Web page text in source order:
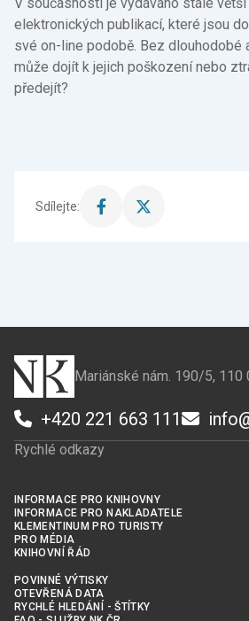
V současnosti je vydáváno stále
elektronických publikací, které jsou
své on-line podobě. Bez dlouhodobé
může dojít k jejich poškození nebo
předejít?
Sdílejte:
Sdílet
Sdílet
Mariánské nám. 190/5, 110
+420 221 663 111
Rychlé odkazy
INFORMACE PRO KNIHOVNY
INFORMACE PRO NAKLADATELE
KLEMENTINUM PRO TURISTY
PRO MÉDIA
KNIHOVNÍ ŘÁD
POVINNÉ VÝTISKY
OTEVŘENÁ DATA
RYCHLÉ HLEDÁNÍ - ŠTÍTKY